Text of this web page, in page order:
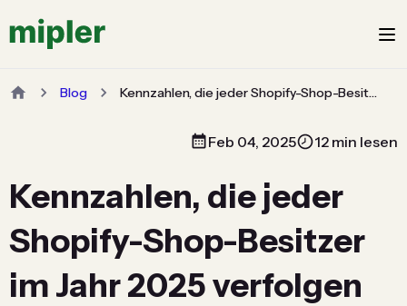
Blog Kennzahlen, die jeder Shopify-Shop-Besitzer im Jahr 2025 verfolgen sollte
Feb 04, 2025 12 min lesen
Kennzahlen, die jeder
Shopify-Shop-Besitzer
im Jahr 2025 verfolgen